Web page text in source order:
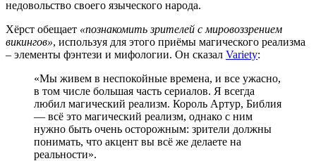
недовольство своего языческого народа.
Хёрст обещает «познакомить зрителей с мировоззрением
викингов», используя для этого приёмы магического реализма
– элементы фэнтези и мифологии. Он сказал Variety:
«Мы живем в неспокойные времена, и все ужасно,
в том числе большая часть сериалов. Я всегда
любил магический реализм. Король Артур, Библия
— всё это магический реализм, однако с ним
нужно быть очень осторожным: зрители должны
понимать, что акцент вы всё же делаете на
реальности».